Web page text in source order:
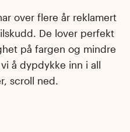
over flere år reklamert
De lover perfekt
på fargen og mindre
å dypdykke inn i all
scroll ned.